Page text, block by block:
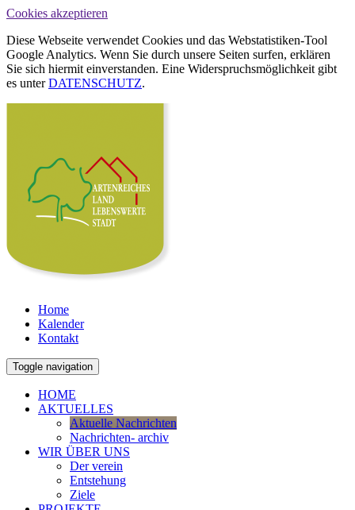
Cookies akzeptieren
Diese Webseite verwendet Cookies und das Webstatistiken-Tool
Google Analytics. Wenn Sie durch unsere Seiten surfen, erklären
Sie sich hiermit einverstanden. Eine Widerspruchsmöglichkeit gibt
es unterDATENSCHUTZ.
Home
Kalender
Kontakt
Toggle navigation
HOME
AKTUELLES
Aktuelle Nachrichten
Nachrichten- archiv
WIR ÜBER UNS
Der verein
Entstehung
Ziele